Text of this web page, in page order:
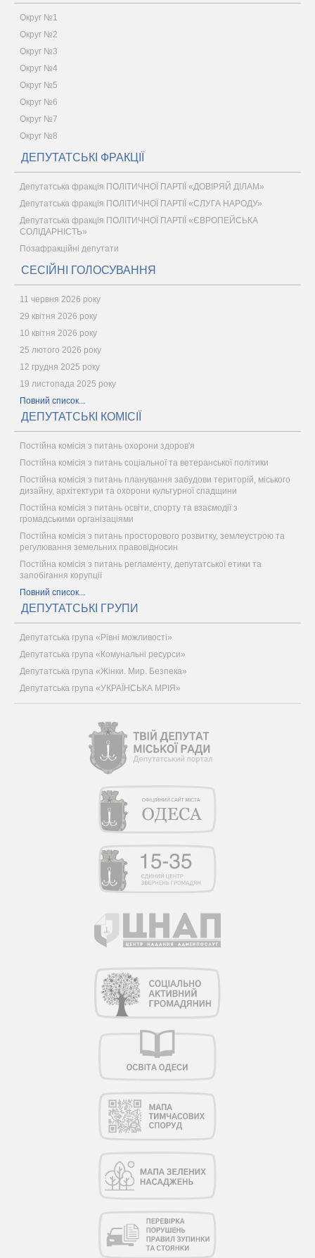
Округ №1
Округ №2
Округ №3
Округ №4
Округ №5
Округ №6
Округ №7
Округ №8
ДЕПУТАТСЬКІ ФРАКЦІЇ
Депутатська фракція ПОЛІТИЧНОЇ ПАРТІЇ «ДОВІРЯЙ ДІЛАМ»
Депутатська фракція ПОЛІТИЧНОЇ ПАРТІЇ «СЛУГА НАРОДУ»
Депутатська фракція ПОЛІТИЧНОЇ ПАРТІЇ «ЄВРОПЕЙСЬКА
СОЛІДАРНІСТЬ»
Позафракційні депутати
СЕСІЙНІ ГОЛОСУВАННЯ
11 червня 2026 року
29 квітня 2026 року
10 квітня 2026 року
25 лютого 2026 року
12 грудня 2025 року
19 листопада 2025 року
Повний список...
ДЕПУТАТСЬКІ КОМІСІЇ
Постійна комісія з питань охорони здоров'я
Постійна комісія з питань соціальної та ветеранської політики
Постійна комісія з питань планування забудови територій, міського
дизайну, архітектури та охорони культурної спадщини
Постійна комісія з питань освіти, спорту та взаємодії з
громадськими організаціями
Постійна комісія з питань просторового розвитку, землеустрою та
регулювання земельних правовідносин
Постійна комісія з питань регламенту, депутатської етики та
запобігання корупції
Повний список...
ДЕПУТАТСЬКІ ГРУПИ
Депутатська група «Рівні можливості»
Депутатська група «Комунальні ресурси»
Депутатська група «Жінки. Мир. Безпека»
Депутатська група «УКРАЇНСЬКА МРІЯ»